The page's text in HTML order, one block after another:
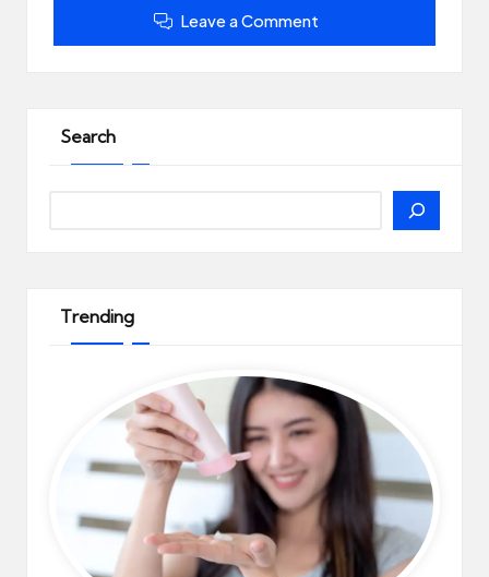
Leave a Comment
Search
Trending